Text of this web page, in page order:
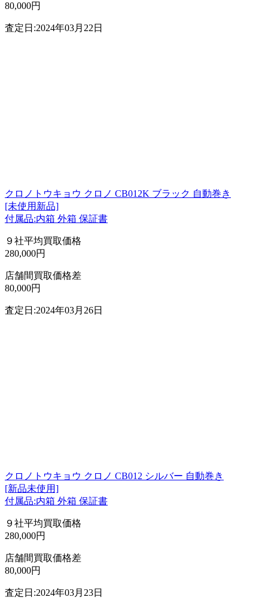
80,000円
査定日:2024年03月22日
クロノトウキョウ クロノ CB012K ブラック 自動巻き
[未使用新品]
付属品:内箱 外箱 保証書
９社平均買取価格
280,000円
店舗間買取価格差
80,000円
査定日:2024年03月26日
クロノトウキョウ クロノ CB012 シルバー 自動巻き
[新品未使用]
付属品:内箱 外箱 保証書
９社平均買取価格
280,000円
店舗間買取価格差
80,000円
査定日:2024年03月23日